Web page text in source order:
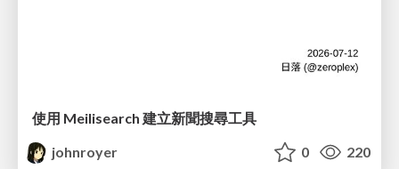
使用 Meilisearch 建立新聞搜尋工具
johnroyer
0 220